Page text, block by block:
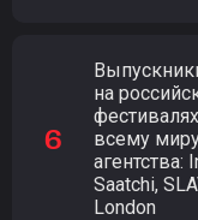
на
всему
агентства:
Saatchi,
London